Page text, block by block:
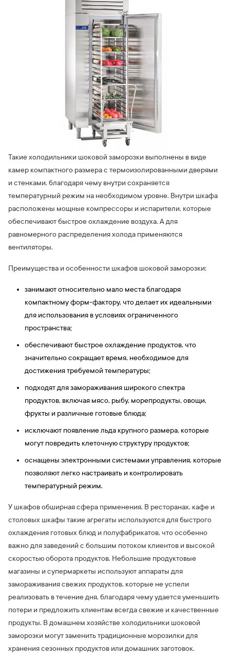
Такие холодильники шоковой заморозки выполнены в виде
камер компактного размера с термоизолированными дверями
и стенками, благодаря чему внутри сохраняется
температурный режим на необходимом уровне. Внутри шкафа
расположены мощные компрессоры и испарители, которые
обеспечивают быстрое охлаждение воздуха. А для
равномерного распределения холода применяются
вентиляторы.
Преимущества и особенности шкафов шоковой заморозки:
занимают относительно мало места благодаря
компактному форм-фактору, что делает их идеальными
для использования в условиях ограниченного
пространства;
обеспечивают быстрое охлаждение продуктов, что
значительно сокращает время, необходимое для
достижения требуемой температуры;
подходят для замораживания широкого спектра
продуктов, включая мясо, рыбу, морепродукты, овощи,
фрукты и различные готовые блюда;
исключают появление льда крупного размера, которые
могут повредить клеточную структуру продуктов;
оснащены электронными системами управления, которые
позволяют легко настраивать и контролировать
температурный режим.
У шкафов обширная сфера применения. В ресторанах, кафе и
столовых шкафы такие агрегаты используются для быстрого
охлаждения готовых блюд и полуфабрикатов, что особенно
важно для заведений с большим потоком клиентов и высокой
скоростью оборота продуктов. Небольшие продуктовые
магазины и супермаркеты используют аппараты для
замораживания свежих продуктов, которые не успели
реализовать в течение дня, благодаря чему удается уменьшить
потери и предложить клиентам всегда свежие и качественные
продукты. В домашнем хозяйстве холодильники шоковой
заморозки могут заменить традиционные морозилки для
хранения сезонных продуктов или домашних заготовок.